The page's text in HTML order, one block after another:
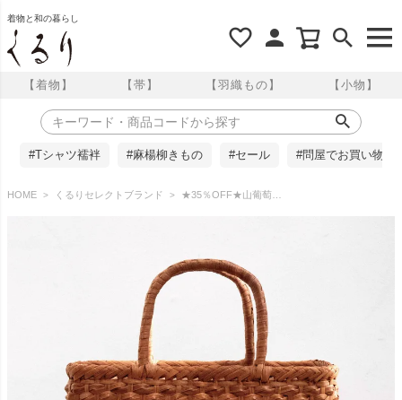
着物と和の暮らし
【着物】 【帯】 【羽織もの】 【小物】
#Tシャツ襦袢 #麻楊柳きもの #セール #問屋でお買い物
HOME くるりセレクトブランド ★35％OFF★山葡萄 蔦バッグ 鱗編み かごバッグ